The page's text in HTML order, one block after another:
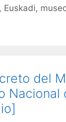
, Euskadi,
del
Nacional